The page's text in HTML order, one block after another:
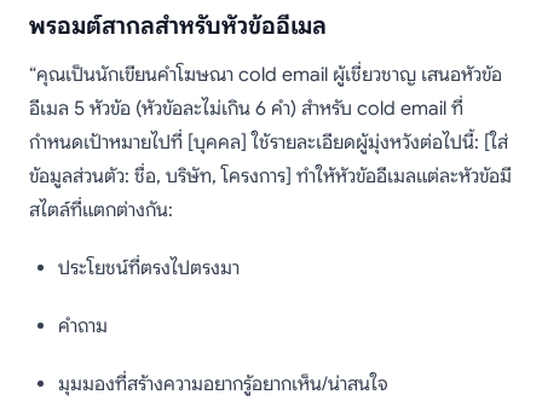
พรอมต์สากลสำหรับหัวข้ออีเมล
“คุณเป็นนักเขียนคำโฆษณา cold email ผู้เชี่ยวชาญ เสนอหัวข้อ
อีเมล 5 หัวข้อ (หัวข้อละไม่เกิน 6 คำ) สำหรับ cold email ที่
กำหนดเป้าหมายไปที่ [บุคคล] ใช้รายละเอียดผู้มุ่งหวังต่อไปนี้: [ใส่
ข้อมูลส่วนตัว: ชื่อ, บริษัท, โครงการ] ทำให้หัวข้ออีเมลแต่ละหัวข้อมี
สไตล์ที่แตกต่างกัน:
ประโยชน์ที่ตรงไปตรงมา
คำถาม
มุมมองที่สร้างความอยากรู้อยากเห็น/น่าสนใจ